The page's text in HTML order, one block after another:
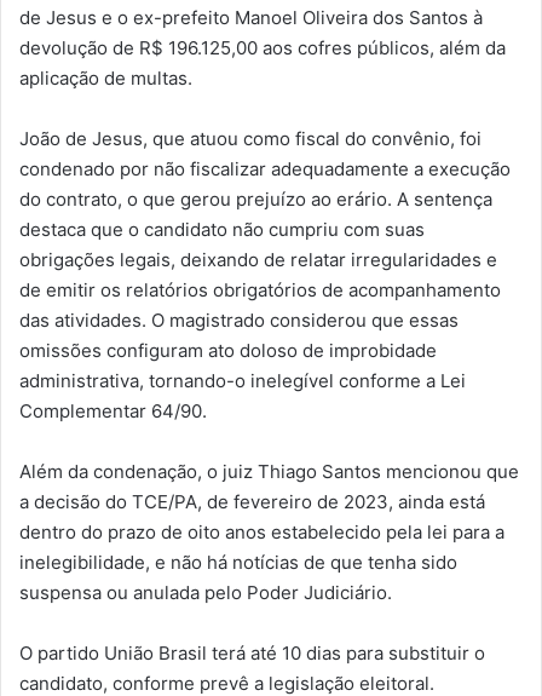
de Jesus e o ex-prefeito Manoel Oliveira dos Santos à
devolução de R$ 196.125,00 aos cofres públicos, além da
aplicação de multas.
João de Jesus, que atuou como fiscal do convênio, foi
condenado por não fiscalizar adequadamente a execução
do contrato, o que gerou prejuízo ao erário. A sentença
destaca que o candidato não cumpriu com suas
obrigações legais, deixando de relatar irregularidades e
de emitir os relatórios obrigatórios de acompanhamento
das atividades. O magistrado considerou que essas
omissões configuram ato doloso de improbidade
administrativa, tornando-o inelegível conforme a Lei
Complementar 64/90.
Além da condenação, o juiz Thiago Santos mencionou que
a decisão do TCE/PA, de fevereiro de 2023, ainda está
dentro do prazo de oito anos estabelecido pela lei para a
inelegibilidade, e não há notícias de que tenha sido
suspensa ou anulada pelo Poder Judiciário.
O partido União Brasil terá até 10 dias para substituir o
candidato, conforme prevê a legislação eleitoral.